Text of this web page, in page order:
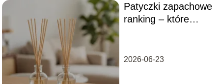
Patyczki zapachowe
ranking – które
2026-06-23